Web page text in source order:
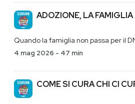
ADOZIONE, LA FAMIGLIA
Quando la famiglia non passa per il
4 mag 2026 - 47 min
COME SI CURA CHI CI